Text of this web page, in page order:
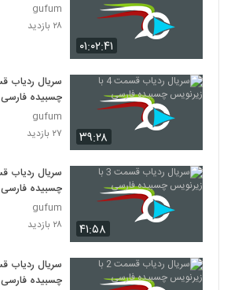
۰۱:۰۲:۴۱
gufum
۲۸ بازدید
۳۹:۲۸
چسبیده فارسی
gufum
۲۷ بازدید
۴۱:۵۸
چسبیده فارسی
gufum
۲۸ بازدید
چسبیده فارسی